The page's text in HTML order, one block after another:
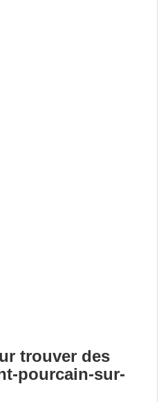
trouver des
pourcain-sur-